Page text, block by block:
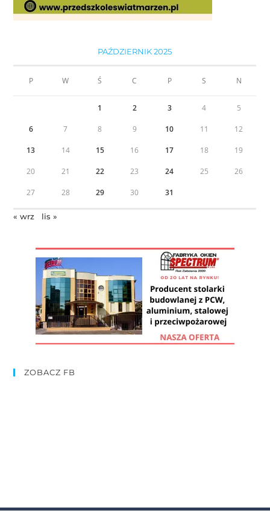
PAŹDZIERNIK 2025
P W Ś C P S N
1 2 3 4 5
6 7 8 9 10 11 12
13 14 15 16 17 18 19
20 21 22 23 24 25 26
27 28 29 30 31
« wrz lis »
ZOBACZ FB